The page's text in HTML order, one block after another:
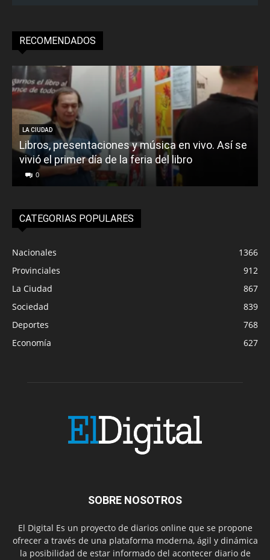
RECOMENDADOS
LA CIUDAD
Libros, presentaciones y música en vivo. Así se
vivió el primer día de la feria del libro
0
CATEGORIAS POPULARES
Nacionales
1366
Provinciales
912
La Ciudad
867
Sociedad
839
Deportes
768
Economía
627
SOBRE NOSOTROS
El Digital Es un proyecto de diarios online que se propone
ofrecer a través de una plataforma moderna, ágil y dinámica
la posibilidad de estar informado del acontecer diario de